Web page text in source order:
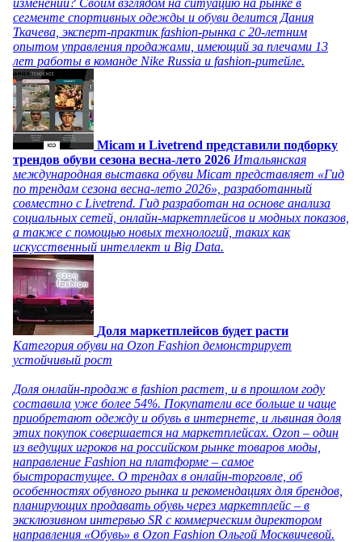
изменений? Своим взглядом на ситуацию на рынке в
сегменте спортивных одежды и обуви делится Дания
Ткачева, эксперт-практик fashion-рынка с 20-летним
опытом управления продажами, имеющий за плечами 13
лет работы в команде Nike Russia и fashion-ритейле.
Micam и Livetrend представили подборку
трендов обуви сезона весна-лето 2026 Итальянская
международная выставка обуви Micam представляет «Гид
по трендам сезона весна-лето 2026», разработанный
совместно с Livetrend. Гид разработан на основе анализа
социальных сетей, онлайн-маркетплейсов и модных показов,
а также с помощью новых технологий, таких как
искусственный интеллект и Big Data.
Доля маркетплейсов будет расти
Категория обуви на Ozon Fashion демонстрирует
устойчивый рост
Доля онлайн-продаж в fashion растет, и в прошлом году
составила уже более 54%. Покупатели все больше и чаще
приобретают одежду и обувь в интернете, и львиная доля
этих покупок совершается на маркетплейсах. Ozon – один
из ведущих игроков на российском рынке товаров моды,
направление Fashion на платформе – самое
быстрорастущее. О трендах в онлайн-торговле, об
особенностях обувного рынка и рекомендациях для брендов,
планирующих продавать обувь через маркетплейс – в
эксклюзивном интервью SR с коммерческим директором
направления «Обувь» в Ozon Fashion Ольгой Москвичевой.